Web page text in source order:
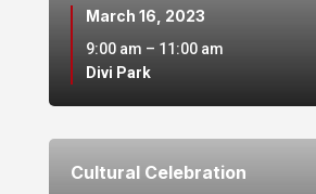
March 16, 2023
9:00 am – 11:00 am
Divi Park
Cultural Celebration